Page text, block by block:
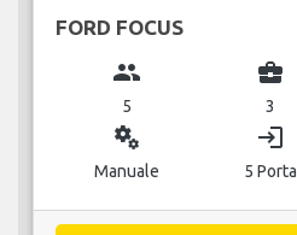
FORD FOCUS
group
5
business_center
3
miscellaneous_services
Manuale
login
5 Porta